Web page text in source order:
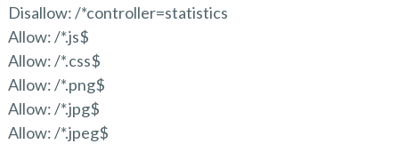
Disallow: /*controller=statistics
Allow: /*.js$
Allow: /*.css$
Allow: /*.png$
Allow: /*.jpg$
Allow: /*.jpeg$